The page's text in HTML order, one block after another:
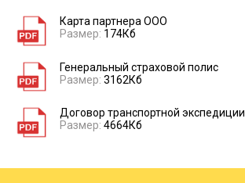
Карта партнера ООО
Размер: 174Кб
Генеральный страховой полис
Размер: 3162Кб
Договор транспортной экспедиции
Размер: 4664Кб